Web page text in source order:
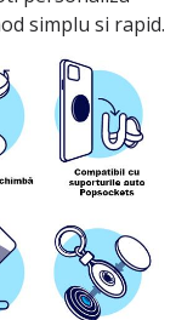
simplu si rapid.